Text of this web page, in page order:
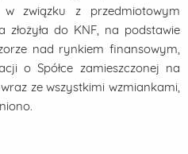
związku z przedmiotowym
złożyła do KNF, na podstawie
nad rynkiem finansowym,
o Spółce zamieszczonej na
ze wszystkimi wzmiankami,